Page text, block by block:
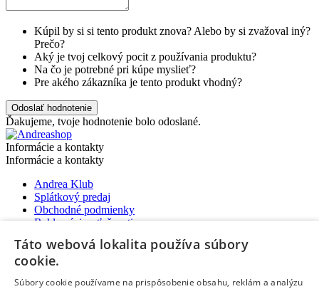
Kúpil by si si tento produkt znova? Alebo by si zvažoval iný?
Prečo?
Aký je tvoj celkový pocit z používania produktu?
Na čo je potrebné pri kúpe myslieť?
Pre akého zákazníka je tento produkt vhodný?
Odoslať hodnotenie
Ďakujeme, tvoje hodnotenie bolo odoslané.
Informácie a kontakty
Informácie a kontakty
Andrea Klub
Splátkový predaj
Obchodné podmienky
Reklamácie, sťažnosti
Ochrana osobných údajov
Predĺžená záruka a poistenie
Táto webová lokalita používa súbory
cookie.
Súbory cookie používame na prispôsobenie obsahu, reklám a analýzu